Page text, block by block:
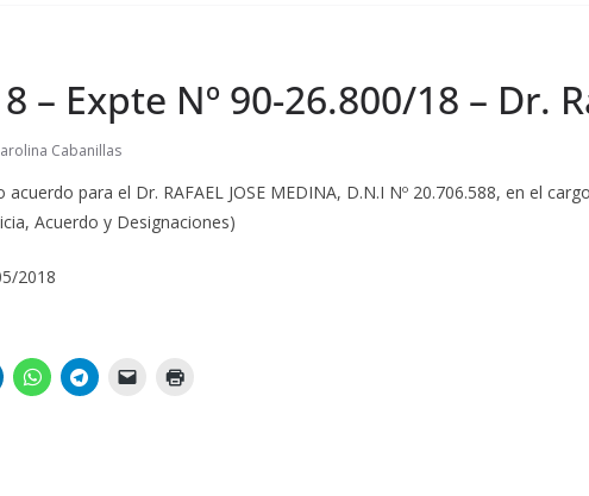
– Expte Nº 90-26.800/18 – Dr.
Cabanillas
para el Dr. RAFAEL JOSE MEDINA, D.N.I Nº 20.706.588, en el
Acuerdo y Designaciones)
2018